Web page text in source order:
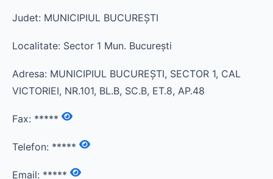
Judet: MUNICIPIUL BUCUREŞTI
Localitate: Sector 1 Mun. Bucureşti
Adresa: MUNICIPIUL BUCUREŞTI, SECTOR 1, CAL
VICTORIEI, NR.101, BL.B, SC.B, ET.8, AP.48
Fax: *****
Telefon: *****
Email: *****